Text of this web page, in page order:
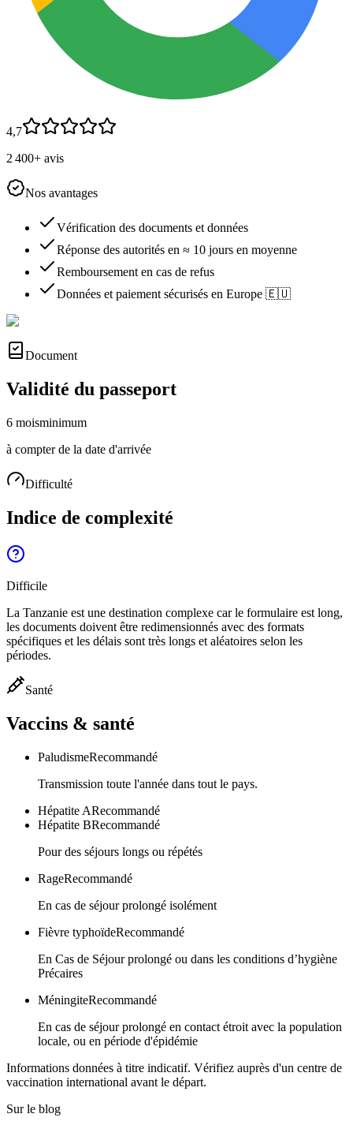
4,7
2 400+ avis
Nos avantages
Vérification des documents et données
Réponse des autorités en ≈ 10 jours en moyenne
Remboursement en cas de refus
Données et paiement sécurisés en Europe 🇪🇺
Document
Validité du passeport
6 moisminimum
à compter de la date d'arrivée
Difficulté
Indice de complexité
Difficile
La Tanzanie est une destination complexe car le formulaire est long,
les documents doivent être redimensionnés avec des formats
spécifiques et les délais sont très longs et aléatoires selon les
périodes.
Santé
Vaccins & santé
PaludismeRecommandé
Transmission toute l'année dans tout le pays.
Hépatite ARecommandé
Hépatite BRecommandé
Pour des séjours longs ou répétés
RageRecommandé
En cas de séjour prolongé isolément
Fièvre typhoïdeRecommandé
En Cas de Séjour prolongé ou dans les conditions d’hygiène
Précaires
MéningiteRecommandé
En cas de séjour prolongé en contact étroit avec la population
locale, ou en période d'épidémie
Informations données à titre indicatif. Vérifiez auprès d'un centre de
vaccination international avant le départ.
Sur le blog